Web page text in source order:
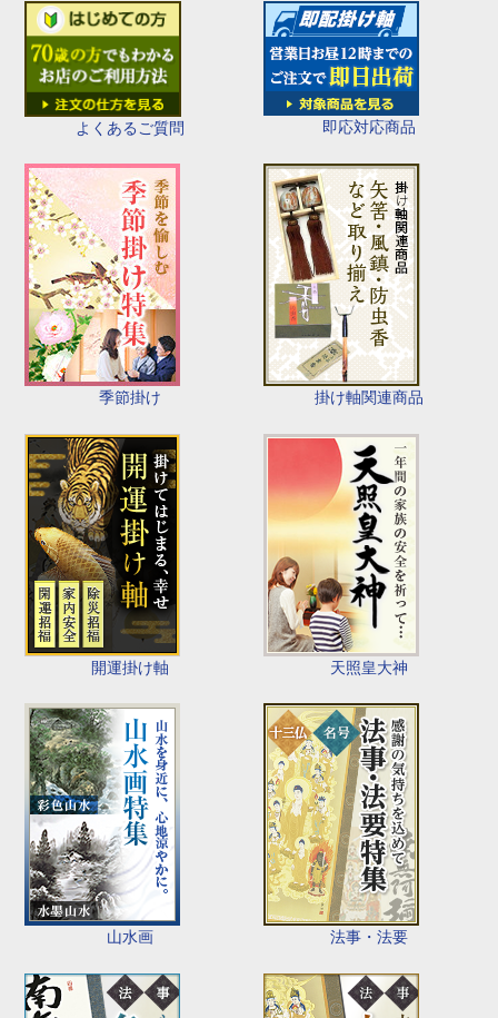
よくあるご質問 即応対応商品
季節掛け 掛け軸関連商品
開運掛け軸 天照皇大神
山水画 法事・法要